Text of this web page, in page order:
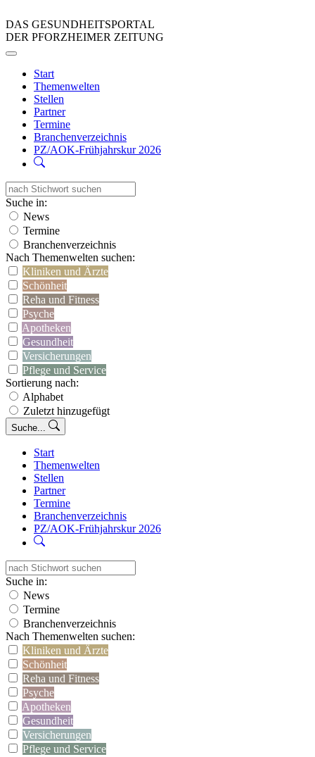
DAS GESUNDHEITSPORTAL
DER PFORZHEIMER ZEITUNG
Start
Themenwelten
Stellen
Partner
Termine
Branchenverzeichnis
PZ/AOK-Frühjahrskur 2026
Suche in:
News
Termine
Branchenverzeichnis
Nach Themenwelten suchen:
Kliniken und Ärzte
Schönheit
Reha und Fitness
Psyche
Apotheken
Gesundheit
Versicherungen
Pflege und Service
Sortierung nach:
Alphabet
Zuletzt hinzugefügt
Suche...
Start
Themenwelten
Stellen
Partner
Termine
Branchenverzeichnis
PZ/AOK-Frühjahrskur 2026
Suche in:
News
Termine
Branchenverzeichnis
Nach Themenwelten suchen:
Kliniken und Ärzte
Schönheit
Reha und Fitness
Psyche
Apotheken
Gesundheit
Versicherungen
Pflege und Service